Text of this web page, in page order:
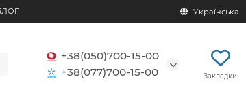
Українська
+38(050)700-15-00
+38(077)700-15-00
Закладки